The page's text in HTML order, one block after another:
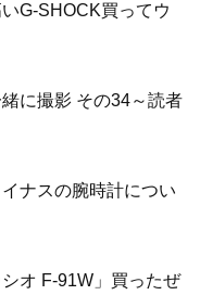
G-SHOCK買ってウ
に撮影 その34～読者
イナスの腕時計につい
オ F-91W」買ったぜ